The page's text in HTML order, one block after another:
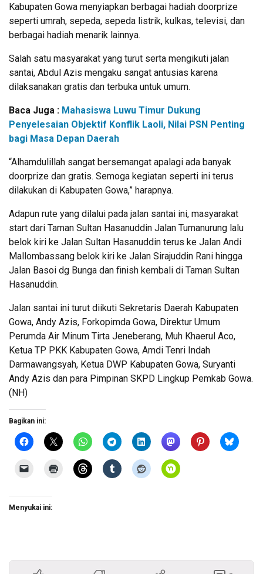
Kabupaten Gowa menyiapkan berbagai hadiah doorprize
seperti umrah, sepeda, sepeda listrik, kulkas, televisi, dan
berbagai hadiah menarik lainnya.
Salah satu masyarakat yang turut serta mengikuti jalan
santai, Abdul Azis mengaku sangat antusias karena
dilaksanakan gratis dan terbuka untuk umum.
Baca Juga : Mahasiswa Luwu Timur Dukung
Penyelesaian Objektif Konflik Laoli, Nilai PSN Penting
bagi Masa Depan Daerah
“Alhamdulillah sangat bersemangat apalagi ada banyak
doorprize dan gratis. Semoga kegiatan seperti ini terus
dilakukan di Kabupaten Gowa,” harapnya.
Adapun rute yang dilalui pada jalan santai ini, masyarakat
start dari Taman Sultan Hasanuddin Jalan Tumanurung lalu
belok kiri ke Jalan Sultan Hasanuddin terus ke Jalan Andi
Mallombassang belok kiri ke Jalan Sirajuddin Rani hingga
Jalan Basoi dg Bunga dan finish kembali di Taman Sultan
Hasanuddin.
Jalan santai ini turut diikuti Sekretaris Daerah Kabupaten
Gowa, Andy Azis, Forkopimda Gowa, Direktur Umum
Perumda Air Minum Tirta Jeneberang, Muh Khaerul Aco,
Ketua TP PKK Kabupaten Gowa, Amdi Tenri Indah
Darmawangsyah, Ketua DWP Kabupaten Gowa, Suryanti
Andy Azis dan para Pimpinan SKPD Lingkup Pemkab Gowa.
(NH)
Bagikan ini:
Menyukai ini: